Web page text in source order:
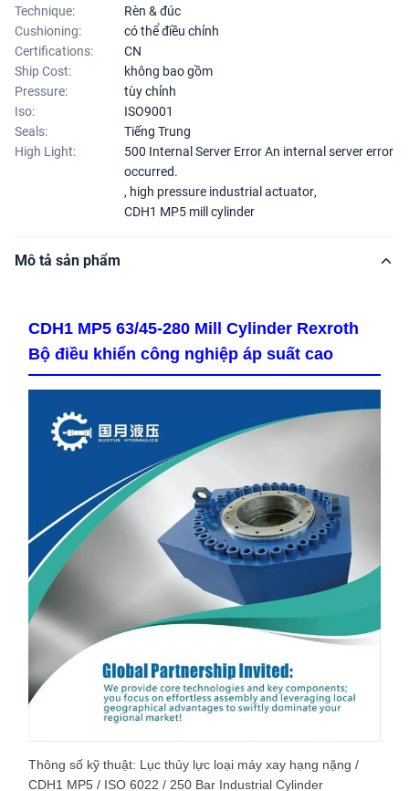
Technique:
Rèn & đúc
Cushioning:
có thể điều chỉnh
Certifications:
CN
Ship Cost:
không bao gồm
Pressure:
tùy chỉnh
Iso:
ISO9001
Seals:
Tiếng Trung
High Light:
500 Internal Server Error An internal server error
occurred.
, high pressure industrial actuator,
CDH1 MP5 mill cylinder
Mô tả sản phẩm
CDH1 MP5 63/45-280 Mill Cylinder Rexroth
Bộ điều khiển công nghiệp áp suất cao
Thông số kỹ thuật: Lục thủy lực loại máy xay hạng nặng /
CDH1 MP5 / ISO 6022 / 250 Bar Industrial Cylinder